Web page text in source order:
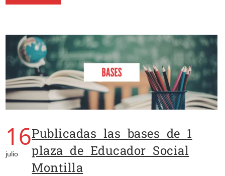
16
julio
Publicadas las bases de 1
plaza de Educador Social
Montilla